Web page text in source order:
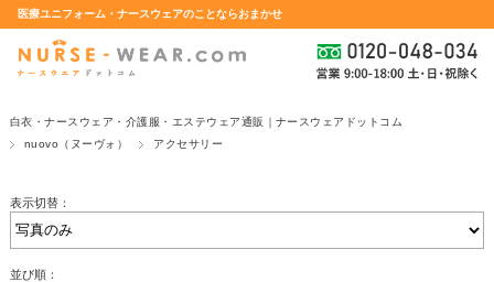
医療ユニフォーム・ナースウェアのことならおまかせ
白衣・ナースウェア・介護服・エステウェア通販｜ナースウェアドットコム
nuovo（ヌーヴォ）
アクセサリー
表示切替：
並び順：